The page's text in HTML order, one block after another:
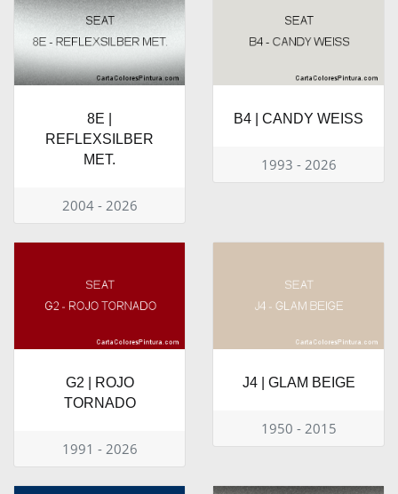
8E |
REFLEXSILBER
MET.
2004 - 2026
B4 | CANDY WEISS
1993 - 2026
G2 | ROJO
TORNADO
1991 - 2026
J4 | GLAM BEIGE
1950 - 2015